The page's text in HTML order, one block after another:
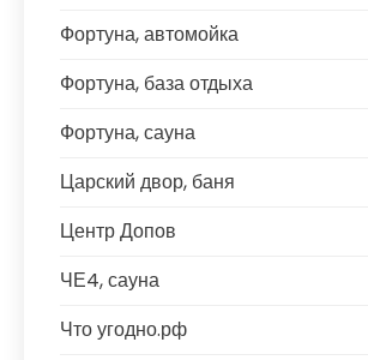
Фортуна, автомойка
Фортуна, база отдыха
Фортуна, сауна
Царский двор, баня
Центр Допов
ЧЕ4, сауна
Что угодно.рф